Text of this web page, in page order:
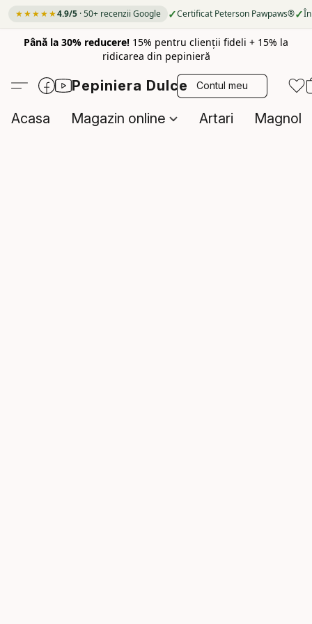
★★★★★4.9/5 · 50+ recenzii Google ✓Certificat Peterson Pawpaws®✓
Până la 30% reducere! 15% pentru clienții fideli + 15% la
ridicarea din pepinieră
Pepiniera Dulce Contul meu
Acasa Magazin online Artari Magnolii